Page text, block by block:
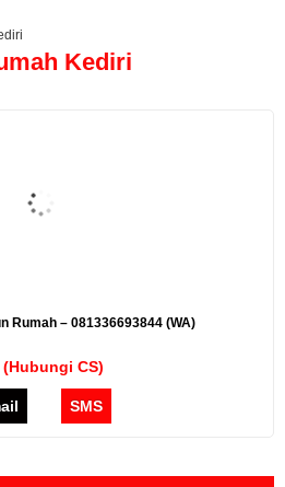
Kediri
Rumah – 081336693844 (WA)
(Hubungi CS)
SMS